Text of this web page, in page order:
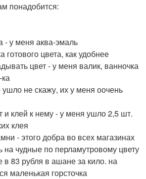
понадобится:
- у меня аква-эмаль
готового цвета, как удобнее
цвет - у меня валик, ванночка
ушло не скажу, их у меня оочень
и клей к нему - у меня ушло 2,5 шт.
клея
- этого добра во всех магазинах
на чудные по перламутровому цвету
в 83 рубля в ашане за кило. на
маленькая горсточка